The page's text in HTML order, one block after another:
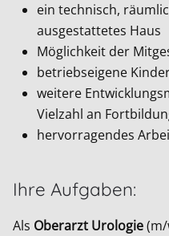
ein technisch,
ausgestattetes Haus
Möglichkeit der
betriebseigene
weitere
Vielzahl an
hervorragendes
Ihre Aufgaben:
Als Oberarzt Urologie